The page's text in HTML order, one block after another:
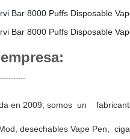
en 2009, somos un
desechables Vape Pen,